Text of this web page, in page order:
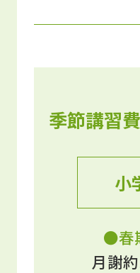
季節講習
小
●春
月謝